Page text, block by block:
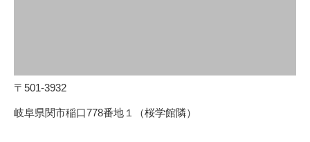
〒501-3932
岐阜県関市稲口778番地１（桜学館隣）